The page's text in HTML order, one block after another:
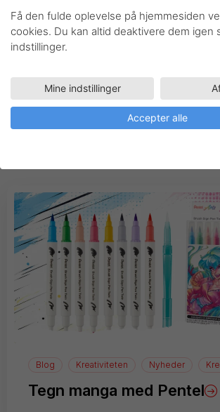
Gå til
Blog Kreativiteten Nyheder
Tegn manga med Pentel
Få den fulde oplevelse på hjemmesiden
cookies. Du kan altid deaktivere dem igen
indstillinger.
Mine indstillinger
Accepter alle